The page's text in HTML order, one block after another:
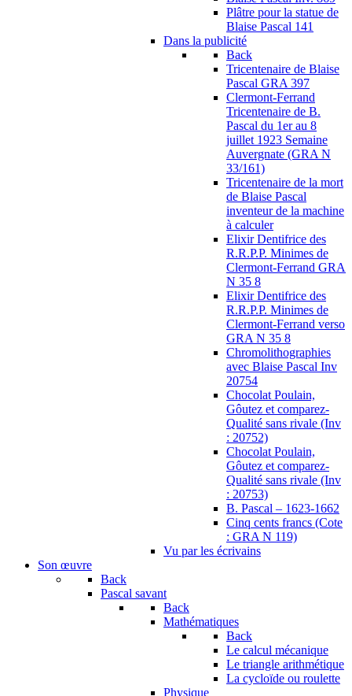
Plâtre pour la statue de
Blaise Pascal 141
Dans la publicité
Back
Tricentenaire de Blaise
Pascal GRA 397
Clermont-Ferrand
Tricentenaire de B.
Pascal du 1er au 8
juillet 1923 Semaine
Auvergnate (GRA N
33/161)
Tricentenaire de la mort
de Blaise Pascal
inventeur de la machine
à calculer
Elixir Dentifrice des
R.R.P.P. Minimes de
Clermont-Ferrand GRA
N 35 8
Elixir Dentifrice des
R.R.P.P. Minimes de
Clermont-Ferrand verso
GRA N 35 8
Chromolithographies
avec Blaise Pascal Inv
20754
Chocolat Poulain,
Gôutez et comparez-
Qualité sans rivale (Inv
: 20752)
Chocolat Poulain,
Gôutez et comparez-
Qualité sans rivale (Inv
: 20753)
B. Pascal – 1623-1662
Cinq cents francs (Cote
: GRA N 119)
Vu par les écrivains
Son œuvre
Back
Pascal savant
Back
Mathématiques
Back
Le calcul mécanique
Le triangle arithmétique
La cycloïde ou roulette
Physique